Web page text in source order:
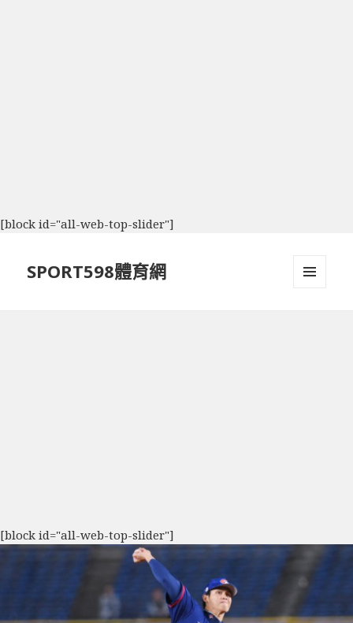
[block id="all-web-top-slider"]
SPORT598體育網
[block id="all-web-top-slider"]